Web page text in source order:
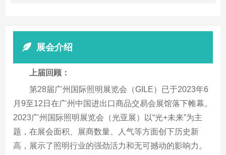
展会介绍
上届回顾：
第28届广州国际照明展览会（GILE）已于2023年6
月9至12日在广州中国进出口商品交易会展馆落下帷幕。
2023广州国际照明展览会（光亚展）以“光+未来”为主
题，在展会面积、展商数量、人气等方面创下历史新
高，展示了照明行业的强劲活力和无可撼动的影响力。